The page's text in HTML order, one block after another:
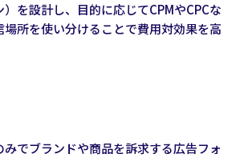
を設計し、目的に応じてCPMやCPCな
場所を使い分けることで費用対効果を高
でブランドや商品を訴求する広告フォ